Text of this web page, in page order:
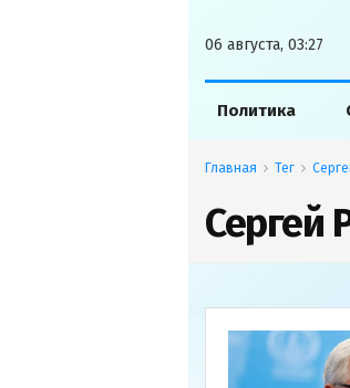
06 августа, 03:27
Политика
Главная Тег
Сергей